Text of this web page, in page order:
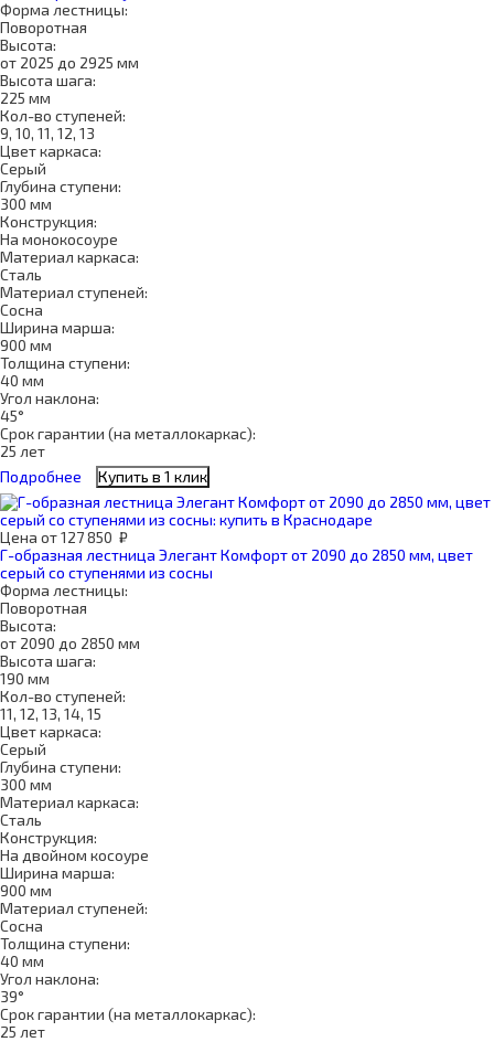
Форма лестницы:
Поворотная
Высота:
от 2025 до 2925 мм
Высота шага:
225 мм
Кол-во ступеней:
9, 10, 11, 12, 13
Цвет каркаса:
Серый
Глубина ступени:
300 мм
Конструкция:
На монокосоуре
Материал каркаса:
Сталь
Материал ступеней:
Сосна
Ширина марша:
900 мм
Толщина ступени:
40 мм
Угол наклона:
45°
Срок гарантии (на металлокаркас):
25 лет
Подробнее
Купить в 1 клик
Цена от127 850 ₽
Г-образная лестница Элегант Комфорт от 2090 до 2850 мм, цвет
серый со ступенями из сосны
Форма лестницы:
Поворотная
Высота:
от 2090 до 2850 мм
Высота шага:
190 мм
Кол-во ступеней:
11, 12, 13, 14, 15
Цвет каркаса:
Серый
Глубина ступени:
300 мм
Материал каркаса:
Сталь
Конструкция:
На двойном косоуре
Ширина марша:
900 мм
Материал ступеней:
Сосна
Толщина ступени:
40 мм
Угол наклона:
39°
Срок гарантии (на металлокаркас):
25 лет